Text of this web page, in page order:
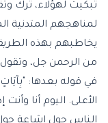
تبكيت لهؤلاء، ترك
لمناهجهم المتدنية
يخاطبهم بهذه
من الرحمن جل،
في قوله بعدها: "بِآيَاتٍ
الأعلى. اليوم أنا